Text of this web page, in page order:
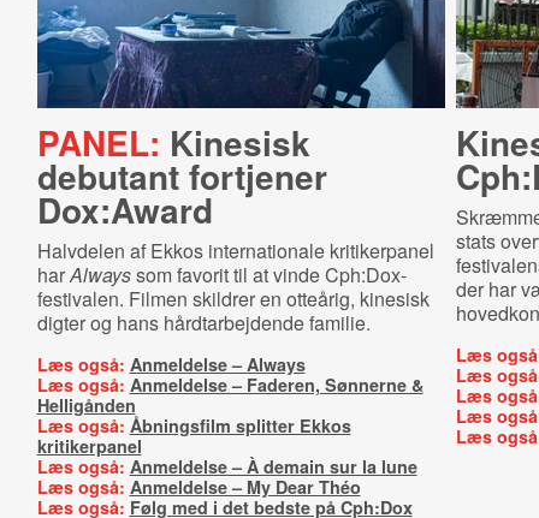
PANEL: Kinesisk
debutant fortjener
Dox:Award
Halvdelen af Ekkos internationale kritikerpanel
harAlwayssom favorit til at vinde Cph:Dox-
festivalen. Filmen skildrer en otteårig, kinesisk
digter og hans hårdtarbejdende familie.
Læs også: Anmeldelse – Always
Læs også: Anmeldelse – Faderen, Sønnerne &
Helligånden
Læs også: Åbningsfilm splitter Ekkos
kritikerpanel
Læs også: Anmeldelse – À demain sur la lune
Læs også: Anmeldelse – My Dear Théo
Læs også: Følg med i det bedste på Cph:Dox
stats
der har
Læs
Læs
Læs
Læs
Læs